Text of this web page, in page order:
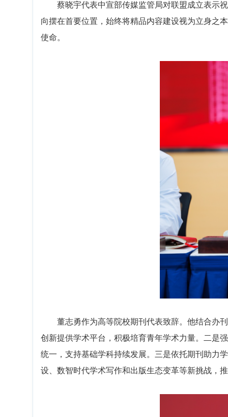
蔡晓宇代表中宣部传媒监管局对联盟成立表示
向摆在首要位置，始终将精品内容建设视为立身之
使命。
董志勇作为高等院校期刊代表致辞。他结合办
创新提供学术平台，积极培育青年学术力量。二是
统一，支持基础学科持续发展。三是依托期刊助力
设、数智时代学术写作和出版生态变革等新挑战，